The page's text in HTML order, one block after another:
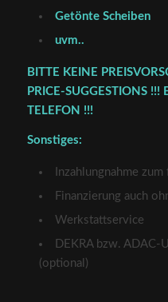
Getönte Scheiben
uvm..
BITTE KEINE
PRICE-SUGGESTIONS !!!
TELEFON !!!
Sonstiges:
Inzahlungnahme
Finanzierung auch
Werkstattservice
DEKRA bzw. ADAC-
(optional)